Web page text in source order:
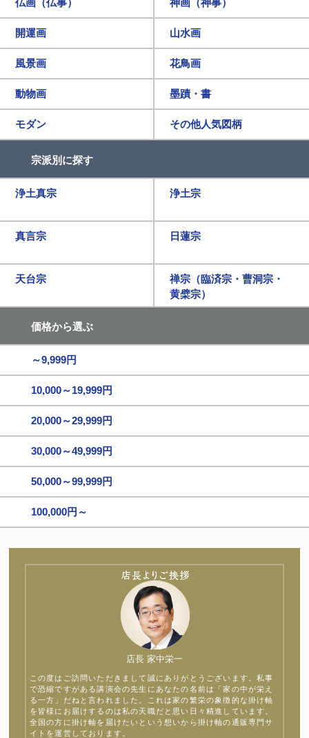
仏画（仏事） 神画（神事）
開運画 山水画
風景画 花鳥画
動物画 墨蹟・書
モダン その他人気図柄
宗派別に探す
浄土真宗 浄土宗
真言宗 日蓮宗
天台宗
禅宗（臨済宗・曹洞宗・
黄檗宗）
価格から選ぶ
～9,999円
10,000～19,999円
20,000～29,999円
30,000～49,999円
50,000～99,999円
100,000円～
店長 家中栄一
この度はご訪問いただきまして誠にありがとうございます。私事
で恐縮ですがある講演会の先生にあなたの名前は「家の中が栄え
る一方」だねと言われました。これは家の繁栄の象徴的な掛け軸
を皆様にお届けするのは私の天職だと思い日々精進しています。
全国の方に掛け軸を届けたいという想いから掛け軸の通販専門サ
イトを運営しております。